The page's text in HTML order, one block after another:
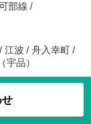
部線 /
/ 江波 / 舟入幸町 /
宇品）